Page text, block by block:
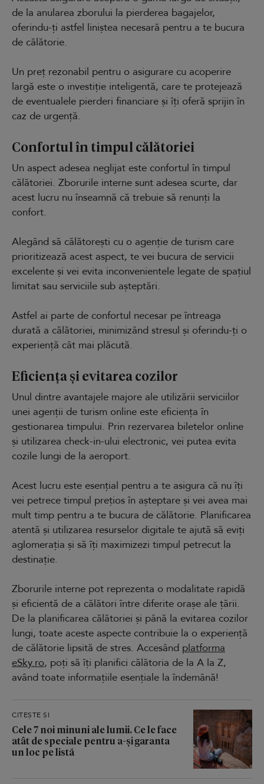
de la anularea zborului la pierderea bagajelor,
oferindu-ți astfel liniștea necesară pentru a te bucura
de călătorie.
Un preț rezonabil pentru o asigurare cu acoperire
largă este o investiție inteligentă, care te protejează
de eventualele pierderi financiare și îți oferă sprijin în
caz de urgență.
Confortul în timpul călătoriei
Un aspect adesea neglijat este confortul în timpul
călătoriei. Zborurile interne sunt adesea scurte, dar
acest lucru nu înseamnă că trebuie să renunți la
confort.
Alegând să călătorești cu o agenție de turism care
prioritizează acest aspect, te vei bucura de servicii
excelente și vei evita inconvenientele legate de spațiul
limitat sau serviciile sub așteptări.
Astfel ai parte de confortul necesar pe întreaga
durată a călătoriei, minimizând stresul și oferindu-ți o
experiență cât mai plăcută.
Eficiența și evitarea cozilor
Unul dintre avantajele majore ale utilizării serviciilor
unei agenții de turism online este eficiența în
gestionarea timpului. Prin rezervarea biletelor online
și utilizarea check-in-ului electronic, vei putea evita
cozile lungi de la aeroport.
Acest lucru este esențial pentru a te asigura că nu îți
vei petrece timpul prețios în așteptare și vei avea mai
mult timp pentru a te bucura de călătorie. Planificarea
atentă și utilizarea resurselor digitale te ajută să eviți
aglomerația și să îți maximizezi timpul petrecut la
destinație.
Zborurile interne pot reprezenta o modalitate rapidă
și eficientă de a călători între diferite orașe ale țării.
De la planificarea călătoriei și până la evitarea cozilor
lungi, toate aceste aspecte contribuie la o experiență
de călătorie lipsită de stres. Accesând platforma
eSky.ro, poți să îți planifici călătoria de la A la Z,
având toate informațiile esențiale la îndemână!
CITEȘTE ȘI
Cele 7 noi minuni ale lumii. Ce le face
atât de speciale pentru a-și garanta
un loc pe listă